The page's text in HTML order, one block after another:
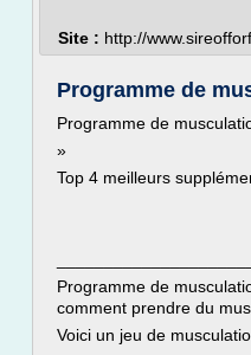
Site : http://
Programme de
Programme de
»
Top 4 meilleurs
Programme de
comment prendre du
Voici un jeu de